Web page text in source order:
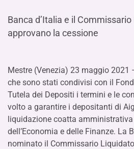
Banca d’Italia e il
approvano la cessione
Mestre (Venezia) 23 maggio 2021
che sono stati condivisi con il
Tutela dei Depositi i termini e le
volto a garantire i depositanti di
liquidazione coatta
dell’Economia e delle Finanze. La
nominato il Commissario